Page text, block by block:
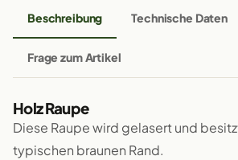
Beschreibung Technische Daten
Frage zum Artikel
Holz Raupe
Diese Raupe wird gelasert und
typischen braunen Rand.